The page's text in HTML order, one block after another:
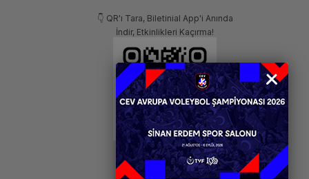
👇 QR'ı Tara, Biletinial App'i Anında
İndir, Etkinlikleri Kaçırma!